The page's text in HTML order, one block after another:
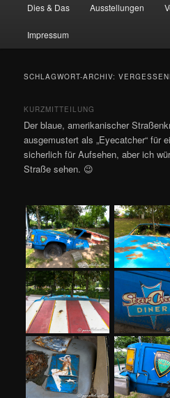
Dies & Das Ausstellungen
Impressum
SCHLAGWORT-ARCHIV:
KURZMITTEILUNG
Der blaue, amerikanischer
ausgemustert als „Eyecatcher“ für
sicherlich für Aufsehen, aber ich
Straße sehen. 😉